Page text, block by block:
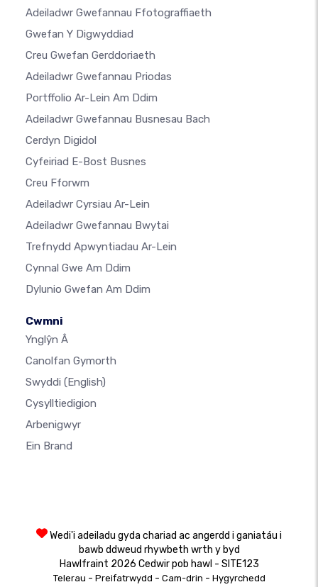
Adeiladwr Gwefannau Ffotograffiaeth
Gwefan Y Digwyddiad
Creu Gwefan Gerddoriaeth
Adeiladwr Gwefannau Priodas
Portffolio Ar-Lein Am Ddim
Adeiladwr Gwefannau Busnesau Bach
Cerdyn Digidol
Cyfeiriad E-Bost Busnes
Creu Fforwm
Adeiladwr Cyrsiau Ar-Lein
Adeiladwr Gwefannau Bwytai
Trefnydd Apwyntiadau Ar-Lein
Cynnal Gwe Am Ddim
Dylunio Gwefan Am Ddim
Cwmni
Ynglŷn Â
Canolfan Gymorth
Swyddi (English)
Cysylltiedigion
Arbenigwyr
Ein Brand
Wedi'i adeiladu gyda chariad ac angerdd i ganiatáu i
bawb ddweud rhywbeth wrth y byd
Hawlfraint 2026 Cedwir pob hawl - SITE123
Telerau - Preifatrwydd - Cam-drin - Hygyrchedd